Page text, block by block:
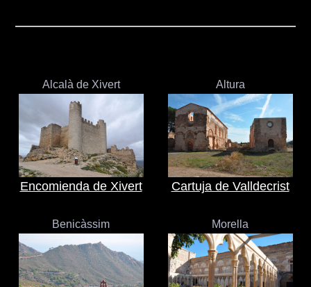
Alcalà de Xivert
Encomienda de Xivert
Altura
Cartuja de Valldecrist
Benicàssim Morella